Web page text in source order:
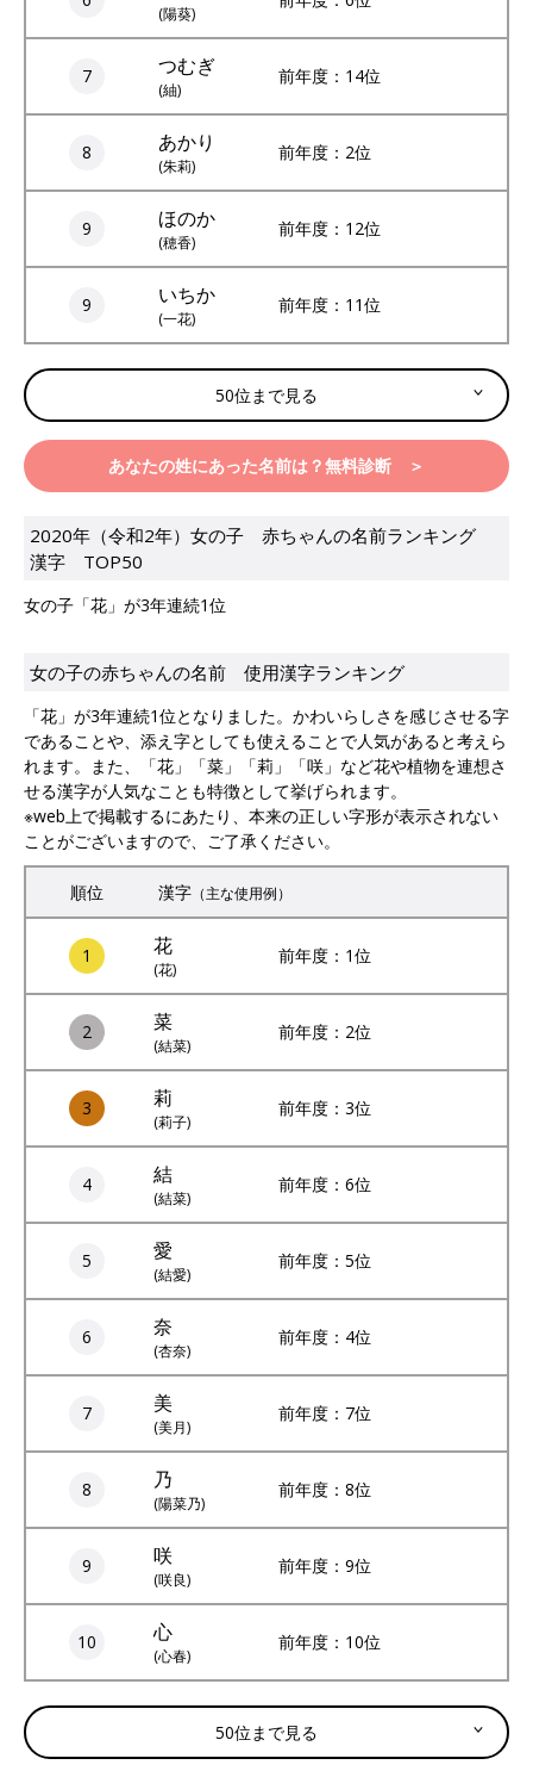
(陽葵)
7 つむぎ
(紬)
前年度：14位
8 あかり
(朱莉)
前年度：2位
9 ほのか
(穂香)
前年度：12位
9 いちか
(一花)
前年度：11位
50位まで見る
あなたの姓にあった名前は？無料診断 ＞
2020年（令和2年）女の子 赤ちゃんの名前ランキング
漢字 TOP50
女の子「花」が3年連続1位
女の子の赤ちゃんの名前 使用漢字ランキング
「花」が3年連続1位となりました。かわいらしさを感じさせる字
であることや、添え字としても使えることで人気があると考えら
れます。また、「花」「菜」「莉」「咲」など花や植物を連想さ
せる漢字が人気なことも特徴として挙げられます。
※web上で掲載するにあたり、本来の正しい字形が表示されない
ことがございますので、ご了承ください。
順位 漢字 （主な使用例）
1 花
(花)
前年度：1位
2 菜
(結菜)
前年度：2位
3 莉
(莉子)
前年度：3位
4 結
(結菜)
前年度：6位
5 愛
(結愛)
前年度：5位
6 奈
(杏奈)
前年度：4位
7 美
(美月)
前年度：7位
8 乃
(陽菜乃)
前年度：8位
9 咲
(咲良)
前年度：9位
10 心
(心春)
前年度：10位
50位まで見る